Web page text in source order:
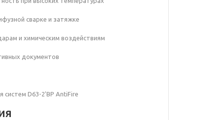
сварке и затяжке
и химическим воздействиям
документов
систем D63-2'ВР AntiFire